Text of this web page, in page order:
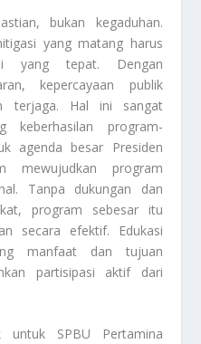
bukan kegaduhan.
yang matang harus
yang tepat. Dengan
kepercayaan publik
terjaga. Hal ini sangat
keberhasilan program-
agenda besar Presiden
mewujudkan program
Tanpa dukungan dan
program sebesar itu
secara efektif. Edukasi
manfaat dan tujuan
partisipasi aktif dari
untuk SPBU Pertamina